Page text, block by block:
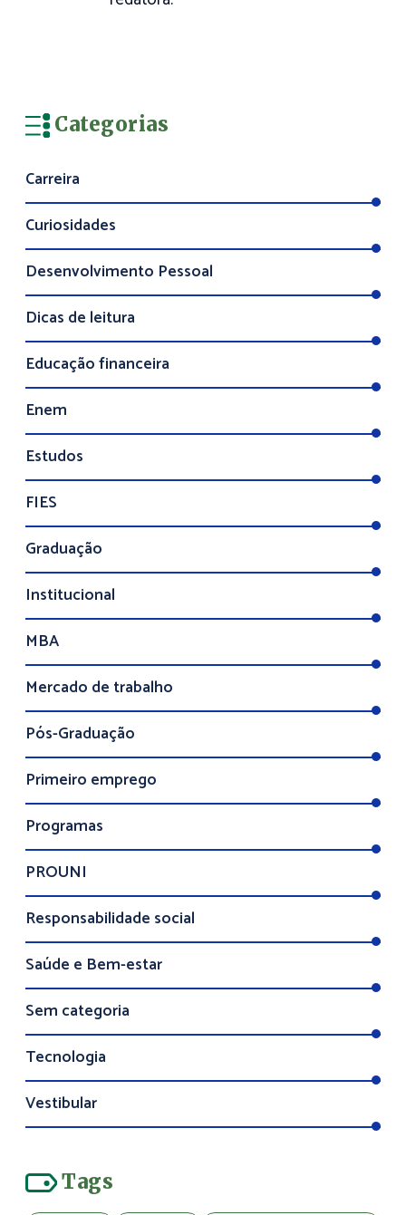
Categorias
Carreira
Curiosidades
Desenvolvimento Pessoal
Dicas de leitura
Educação financeira
Enem
Estudos
FIES
Graduação
Institucional
MBA
Mercado de trabalho
Pós-Graduação
Primeiro emprego
Programas
PROUNI
Responsabilidade social
Saúde e Bem-estar
Sem categoria
Tecnologia
Vestibular
Tags